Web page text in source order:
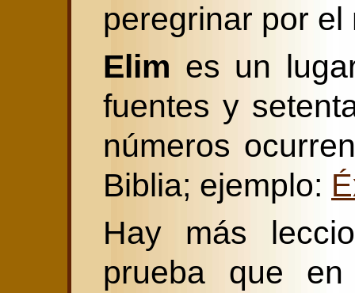
peregrinar por el
Elim es un
fuentes y
números
Biblia; ejemplo:
Hay más
prueba que